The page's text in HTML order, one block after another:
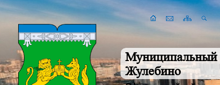
Муниципальный
Жулебино